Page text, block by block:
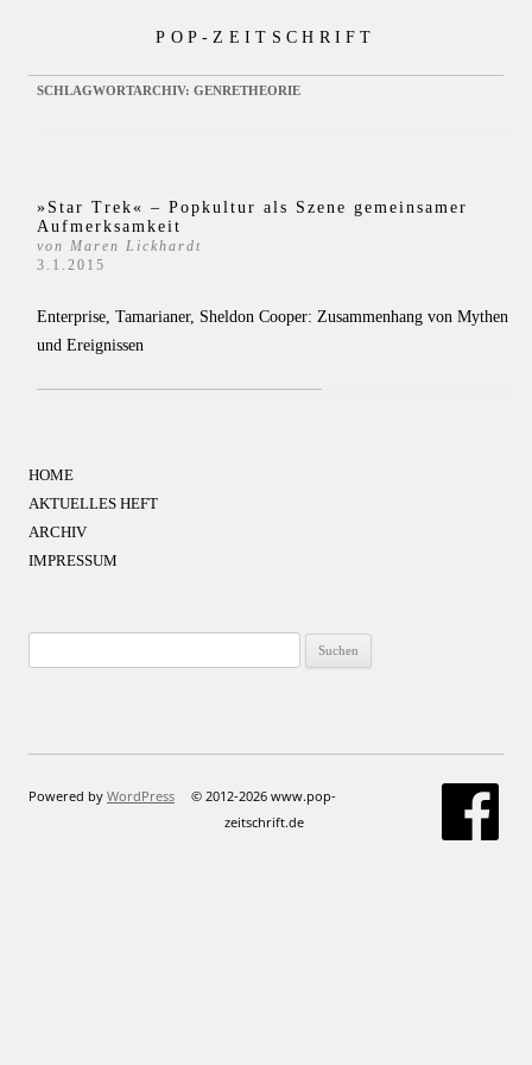
POP-ZEITSCHRIFT
SCHLAGWORTARCHIV: GENRETHEORIE
»Star Trek« – Popkultur als Szene gemeinsamer
Aufmerksamkeit
von Maren Lickhardt
3.1.2015
Enterprise, Tamarianer, Sheldon Cooper: Zusammenhang von Mythen
und Ereignissen
HOME
AKTUELLES HEFT
ARCHIV
IMPRESSUM
nach:
Powered by WordPress
© 2012-2026 www.pop-
zeitschrift.de